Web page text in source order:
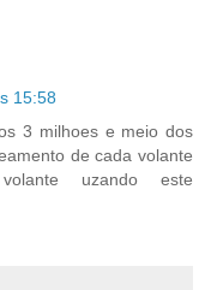
15:58
3 milhoes e meio dos
de cada volante
uzando este